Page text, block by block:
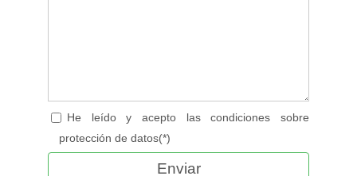
He leído y acepto las condiciones sobre
protección de datos(*)